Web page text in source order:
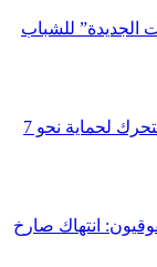
الجديدة” للشباب
وسط غياب موقف رسمي من الرباط.. إسبانيا تتحرك لحماية نحو 7
انتهاك صارخ